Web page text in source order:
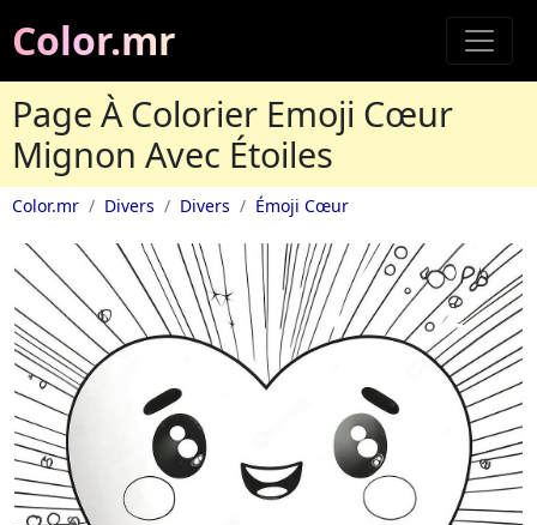
Color.mr
Page À Colorier Emoji Cœur
Mignon Avec Étoiles
Color.mr Divers Divers Émoji Cœur